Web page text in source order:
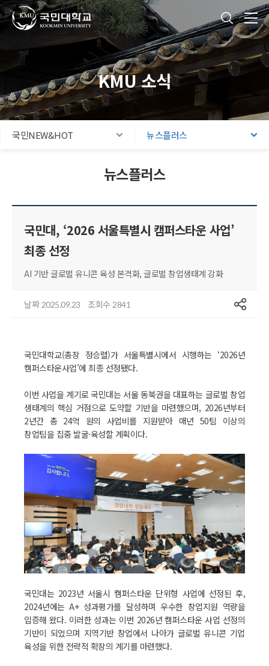
주메뉴 바로가기
본문내용 바로가기
푸터 바로가기
국민대학교
KMU 소식
국민NEW&HOT 뉴스플러스
뉴스플러스
국민대, ‘2026 서울특별시 캠퍼스타운 사업’
최종 선정
AI 기반 글로벌 유니콘 육성 본격화, 글로벌 창업생태계 강화
날짜 2025.09.23 조회수 2841 공유
국민대학교(총장 정승렬)가 서울특별시에서 시행하는 ‘2026년
캠퍼스타운사업’에 최종 선정됐다.
이번 사업을 계기로 국민대는 서울 동북권을 대표하는 글로벌 창업
생태계의 핵심 거점으로 도약할 기반을 마련했으며, 2026년부터
2년간 총 24억 원의 사업비를 지원받아 매년 50팀 이상의
창업팀을 집중 발굴·육성할 계획이다.
국민대는 2023년 서울시 캠퍼스타운 단위형 사업에 선정된 후,
2024년에는 A+ 성과평가를 달성하며 우수한 창업지원 역량을
입증해 왔다. 이러한 성과는 이번 2026년 캠퍼스타운 사업 선정의
기반이 되었으며 지역기반 창업에서 나아가 글로벌 유니콘 기업
육성을 위한 전략적 확장의 계기를 마련했다.